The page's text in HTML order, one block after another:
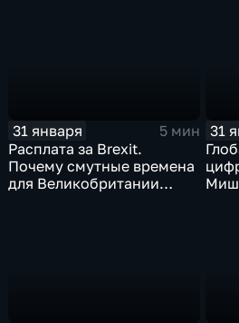
31 января
5 мин
Расплата за Brexit.
Почему смутные времена
для Великобритании
31